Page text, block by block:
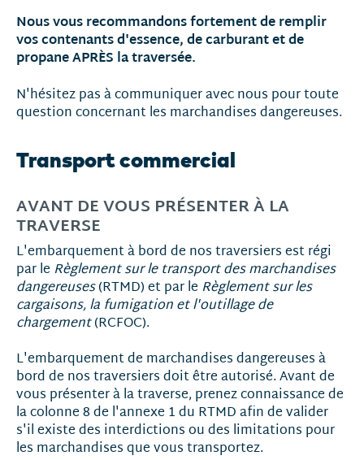
Nous vous recommandons fortement de remplir
vos contenants d'essence, de carburant et de
propane APRÈS la traversée.
N'hésitez pas à communiquer avec nous pour toute
question concernant les marchandises dangereuses.
Transport commercial
AVANT DE VOUS PRÉSENTER À LA
TRAVERSE
L'embarquement à bord de nos traversiers est régi
par le Règlement sur le transport des marchandises
dangereuses(RTMD) et par le Règlement sur les
cargaisons, la fumigation et l'outillage de
chargement(RCFOC).
L'embarquement de marchandises dangereuses à
bord de nos traversiers doit être autorisé. Avant de
vous présenter à la traverse, prenez connaissance de
la colonne 8 de l'annexe 1 du RTMD afin de valider
s'il existe des interdictions ou des limitations pour
les marchandises que vous transportez.